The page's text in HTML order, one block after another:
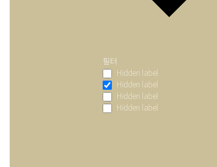
필터
Hidden label
Hidden label
Hidden label
Hidden label